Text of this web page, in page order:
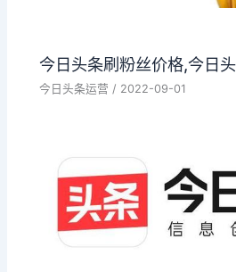
今日头条刷粉丝价格,今日
今日头条运营 / 2022-09-01